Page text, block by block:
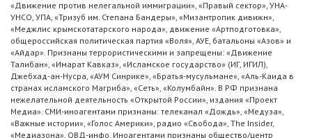
«Движение против нелегальной иммиграции», «Правый сектор», УНА-
УНСО, УПА, «Тризуб им. Степана Бандеры», «Мизантропик дивижн»,
«Меджлис крымскотатарского народа», движение «Артподготовка»,
общероссийская политическая партия «Воля», АУЕ, батальоны «Азов» и
«Айдар». Признаны террористическими и запрещены: «Движение
Талибан», «Имарат Кавказ», «Исламское государство» (ИГ, ИГИЛ),
Джебхад-ан-Нусра, «АУМ Синрике», «Братья-мусульмане», «Аль-Каида в
странах исламского Магриба», «Сеть», «Колумбайн». В РФ признана
нежелательной деятельность «Открытой России», издания «Проект
Медиа». СМИ-иноагентами признаны: телеканал «Дождь», «Медуза»,
«Важные истории», «Голос Америки», радио «Свобода», The Insider,
«Медиазона», ОВД-инфо. Иноагентами признаны общество/центр